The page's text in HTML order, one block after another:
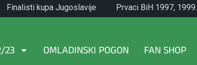
Finalisti kupa Jugoslavije
1965.
Prvaci BiH 1997, 1999.
23 OMLADINSKI POGON FAN SHOP